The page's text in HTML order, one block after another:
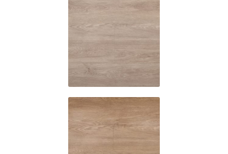
C4010
C4030